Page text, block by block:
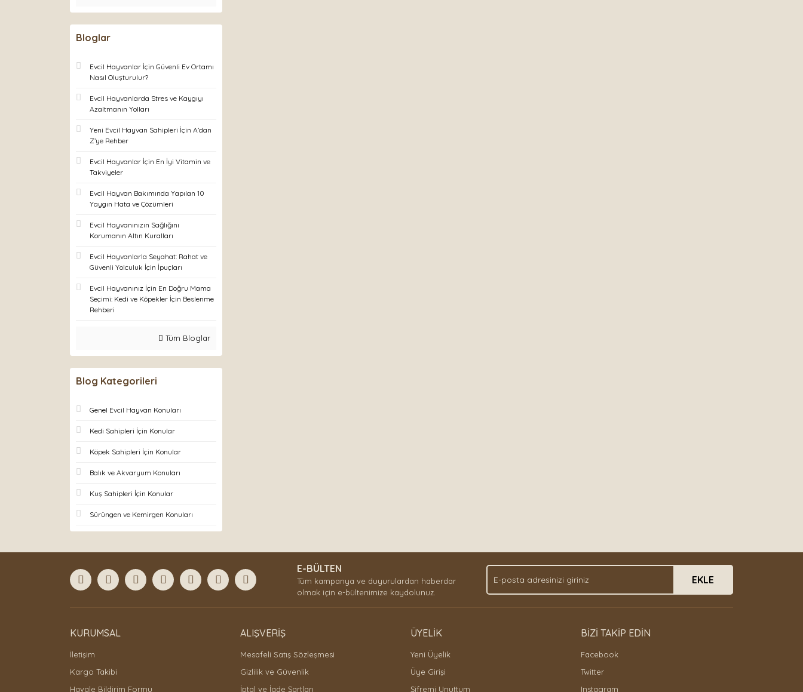
Bloglar
Evcil Hayvanlar İçin Güvenli Ev Ortamı
Nasıl Oluşturulur?
Evcil Hayvanlarda Stres ve Kaygıyı
Azaltmanın Yolları
Yeni Evcil Hayvan Sahipleri İçin A’dan
Z’ye Rehber
Evcil Hayvanlar İçin En İyi Vitamin ve
Takviyeler
Evcil Hayvan Bakımında Yapılan 10
Yaygın Hata ve Çözümleri
Evcil Hayvanınızın Sağlığını
Korumanın Altın Kuralları
Evcil Hayvanlarla Seyahat: Rahat ve
Güvenli Yolculuk İçin İpuçları
Evcil Hayvanınız İçin En Doğru Mama
Seçimi: Kedi ve Köpekler İçin Beslenme
Rehberi
Tüm Bloglar
Blog Kategorileri
Genel Evcil Hayvan Konuları
Kedi Sahipleri İçin Konular
Köpek Sahipleri İçin Konular
Balık ve Akvaryum Konuları
Kuş Sahipleri İçin Konular
Sürüngen ve Kemirgen Konuları
E-BÜLTEN
Tüm kampanya ve duyurulardan haberdar
olmak için e-bültenimize kaydolunuz.
EKLE
KURUMSAL
İletişim
Kargo Takibi
Havale Bildirim Formu
ALIŞVERİŞ
Mesafeli Satış Sözleşmesi
Gizlilik ve Güvenlik
İptal ve İade Şartları
ÜYELİK
Yeni Üyelik
Üye Girişi
Şifremi Unuttum
BİZİ TAKİP EDİN
Facebook
Twitter
Instagram